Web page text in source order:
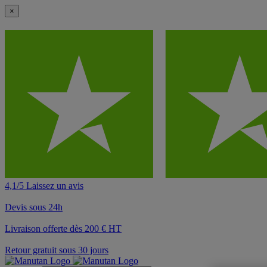
×
4,1/5 Laissez un avis
Devis sous 24h
Livraison offerte dès 200 € HT
Retour gratuit sous 30 jours